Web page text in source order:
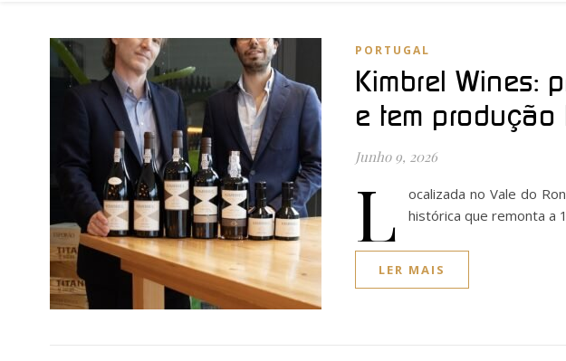
PORTUGAL
Kimbrel Wines:
e tem produção
Junho 9, 2026
L
ocalizada no Vale do
histórica que remonta a
LER MAIS